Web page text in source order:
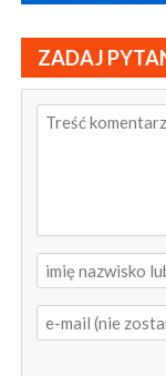
ZADAJ